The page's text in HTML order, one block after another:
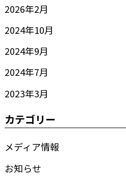
2026年2月
2024年10月
2024年9月
2024年7月
2023年3月
カテゴリー
メディア情報
お知らせ